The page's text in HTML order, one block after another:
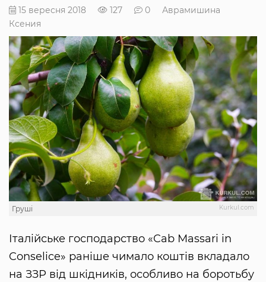
15 вересня 2018 127 0
Аврамишина
Ксения
Kurkul.com
Груші
Італійське господарство «Cab Massari in
Conselice» раніше чимало коштів вкладало
на ЗЗР від шкідників, особливо на боротьбу